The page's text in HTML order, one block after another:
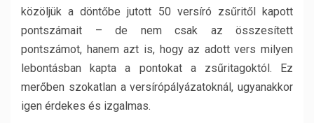
közöljük a döntőbe jutott 50 versíró zsűritől kapott
pontszámait – de nem csak az összesített
pontszámot, hanem azt is, hogy az adott vers milyen
lebontásban kapta a pontokat a zsűritagoktól. Ez
merőben szokatlan a versírópályázatoknál, ugyanakkor
igen érdekes és izgalmas.